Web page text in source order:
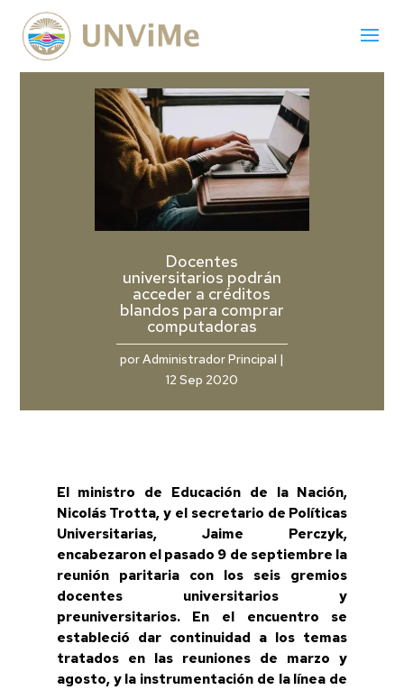
Docentes
universitarios podrán
acceder a créditos
blandos para comprar
computadoras
porAdministrador Principal |
12 Sep 2020
El ministro de Educación de la Nación,
Nicolás Trotta, y el secretario de Políticas
Universitarias, Jaime Perczyk,
encabezaron el pasado 9 de septiembre la
reunión paritaria con los seis gremios
docentes universitarios y
preuniversitarios. En el encuentro se
estableció dar continuidad a los temas
tratados en las reuniones de marzo y
agosto, y la instrumentación de la línea de